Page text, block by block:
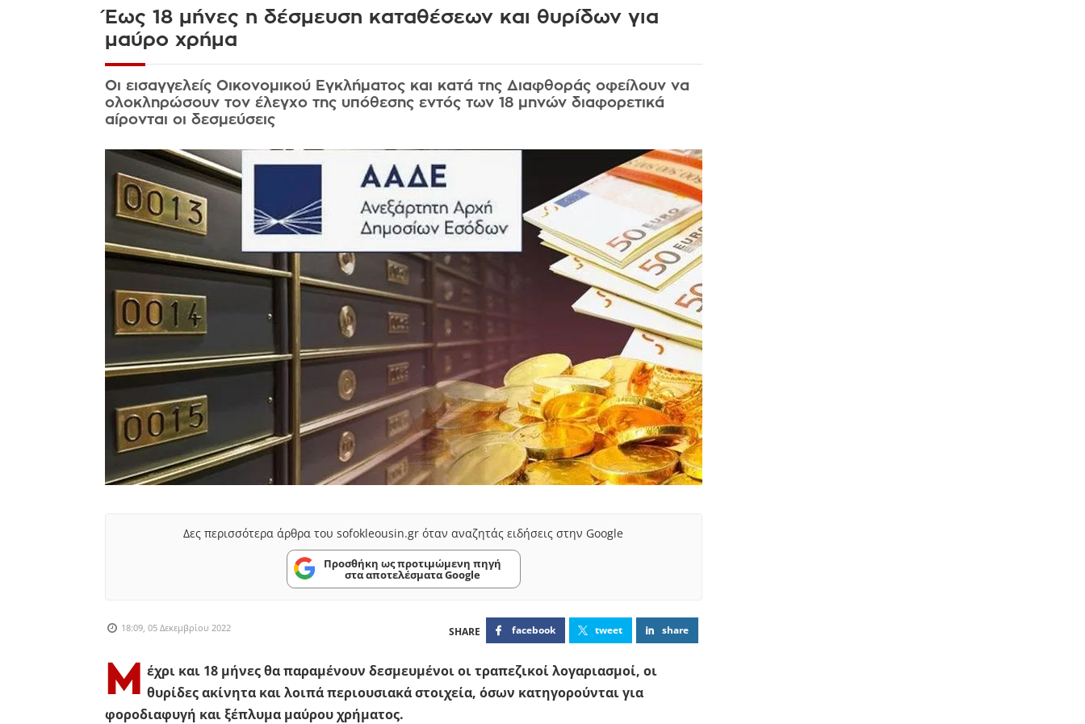
Έως 18 μήνες η δέσμευση καταθέσεων και θυρίδων για
μαύρο χρήμα
Οι εισαγγελείς Οικονομικού Εγκλήματος και κατά της Διαφθοράς οφείλουν να
ολοκληρώσουν τον έλεγχο της υπόθεσης εντός των 18 μηνών διαφορετικά
αίρονται οι δεσμεύσεις
Δες περισσότερα άρθρα του sofokleousin.gr όταν αναζητάς ειδήσεις στην Google
Προσθήκη ως προτιμώμενη πηγή
στα αποτελέσματα Google
18:09, 05 Δεκεμβρίου 2022 facebook tweet share
Μ
έχρι και 18 μήνες θα παραμένουν δεσμευμένοι οι τραπεζικοί λογαριασμοί, οι
θυρίδες ακίνητα και λοιπά περιουσιακά στοιχεία, όσων κατηγορούνται για
φοροδιαφυγή και ξέπλυμα μαύρου χρήματος.